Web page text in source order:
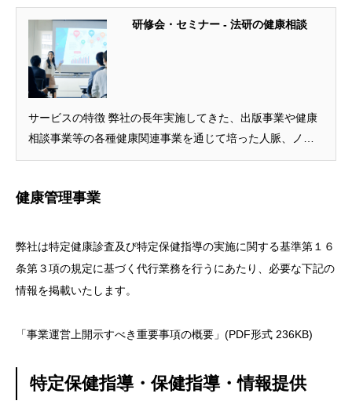
研修会・セミナー - 法研の健康相談
サービスの特徴 弊社の長年実施してきた、出版事業や健康
相談事業等の各種健康関連事業を通じて培った人脈、ノウ
ハウを基に、お客様のニーズにこたえるセミナー・イベン
ナーで […]
健康管理事業
弊社は特定健康診査及び特定保健指導の実施に関する基準第１６
条第３項の規定に基づく代行業務を行うにあたり、必要な下記の
情報を掲載いたします。
「事業運営上開示すべき重要事項の概要」 (PDF形式 236KB)
特定保健指導・保健指導・情報提供